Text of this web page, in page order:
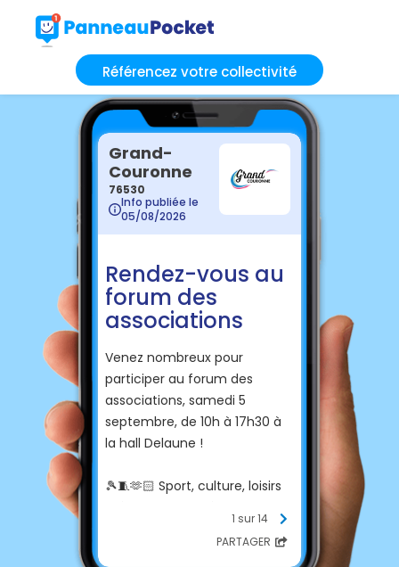
Référencez votre collectivité
Grand-
Couronne
76530
Info publiée le
05/08/2026
Rendez-vous au
forum des
associations
Venez nombreux pour
participer au forum des
associations, samedi 5
septembre, de 10h à 17h30 à
la hall Delaune !
🎾🧵🫶🏻 Sport, culture, loisirs
associations Couronnaises
1 sur 14
PARTAGER